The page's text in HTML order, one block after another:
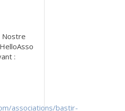
Nostre
:
associations/bastir-